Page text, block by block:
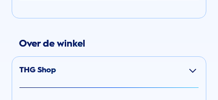
Over de winkel
THG Shop